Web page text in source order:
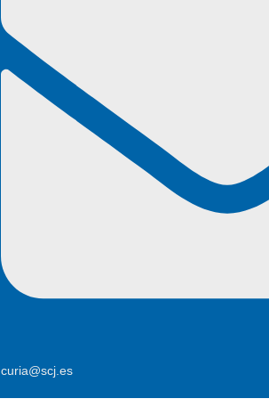
curia@scj.es